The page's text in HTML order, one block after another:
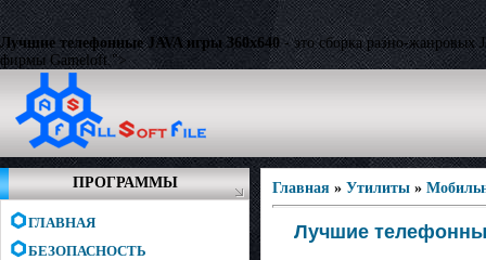
Лучшие телефонные JAVA игры 360x640- это сборка разно-жанровых
фирмы Gameloft.">
ПРОГРАММЫ
ГЛАВНАЯ
БЕЗОПАСНОСТЬ
Главная » Утилиты »
Лучшие